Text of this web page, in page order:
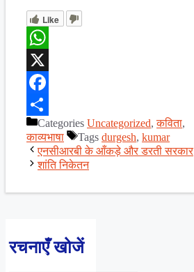
Like
WhatsApp
X
Facebook
ShareCategories Uncategorized,कविता,
काव्यभाषा
Tags durgesh, kumar
एनसीआरबी के आँकड़े और डरती सरकार
शांति निकेतन
रचनाएँ खोजें